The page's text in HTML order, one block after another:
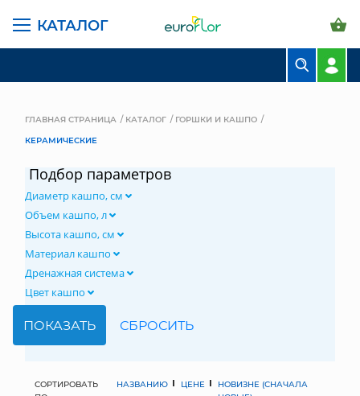
КАТАЛОГ
СВАДЕБНАЯ ФЛОРИСТИКА
МЯГКИЕ ИГРУШКИ
ГЛАВНАЯ СТРАНИЦА КАТАЛОГ
ГОРШКИ И КАШПО
КЕРАМИЧЕСКИЕ
Подбор параметров
Диаметр кашпо, см
Объем кашпо, л
Высота кашпо, см
Материал кашпо
Дренажная система
Цвет кашпо
СОРТИРОВАТЬ
НАЗВАНИЮ ЦЕНЕ
НОВИЗНЕ (СНАЧАЛА